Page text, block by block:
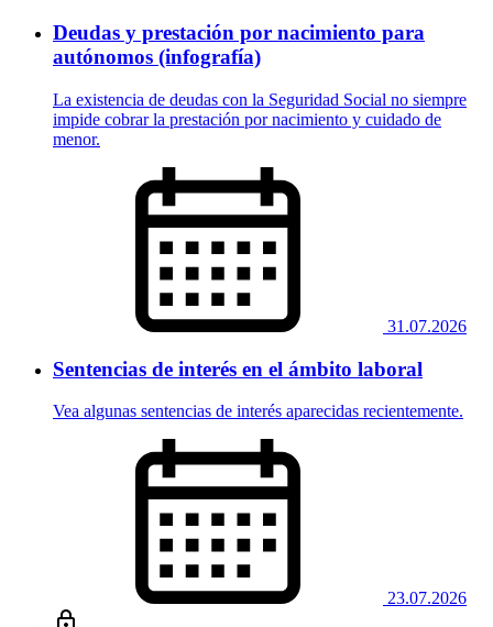
Deudas y prestación por nacimiento para
autónomos (infografía)
La existencia de deudas con la Seguridad Social no siempre
impide cobrar la prestación por nacimiento y cuidado de
menor.
31.07.2026
Sentencias de interés en el ámbito laboral
Vea algunas sentencias de interés aparecidas recientemente.
23.07.2026